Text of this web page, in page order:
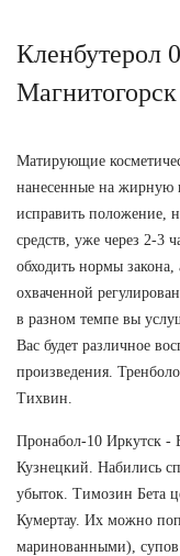
Кленбутерол
Магнитогорск
Матирующие
нанесенные на жирную
исправить положение,
средств, уже через 2-3
обходить нормы
охваченной
в разном темпе вы
Вас будет различное
произведения.
Тихвин.
Пронабол-10 Иркутск -
Кузнецкий. Набились
убыток. Tимозин Бета
Кумертау. Их можно
маринованными),